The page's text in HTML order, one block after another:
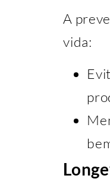
A
vida: